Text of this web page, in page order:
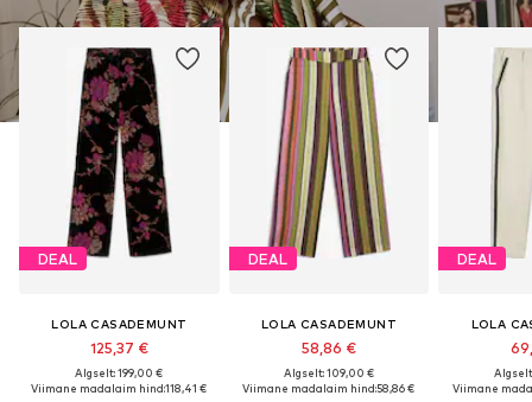
DEAL
LOLA CASADEMUNT
125,37 €
Algselt: 199,00 €
Viimane madalaim hind:118,41 €
DEAL
LOLA CASADEMUNT
58,86 €
Algselt: 109,00 €
Viimane madalaim hind:58,86 €
DEAL
LOLA
Viimane